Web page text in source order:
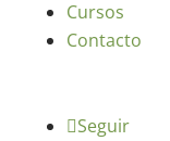
Cursos
Contacto
Seguir